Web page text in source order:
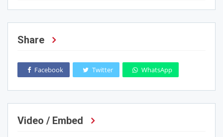
Share
Facebook Twitter WhatsApp
Video / Embed